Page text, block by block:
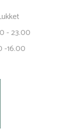
- 23.00
-16.00